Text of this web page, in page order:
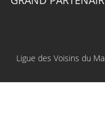
Ligue des Voisins du